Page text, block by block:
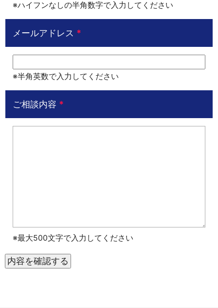
※ハイフンなしの半角数字で入力してください
メールアドレス *
※半角英数で入力してください
ご相談内容 *
※最大500文字で入力してください